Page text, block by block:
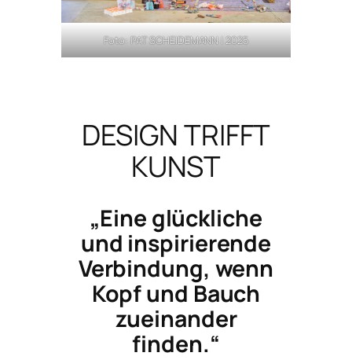
Foto: PAT SCHEIDEMANN | 2025
DESIGN TRIFFT
KUNST
„Eine glückliche
und inspirierende
Verbindung, wenn
Kopf und Bauch
zueinander
finden.“